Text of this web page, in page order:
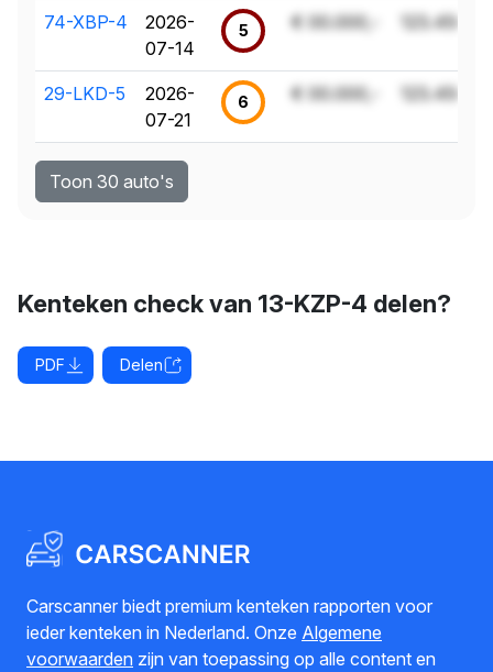
74-XBP-4
2026-
07-14
5 € 00.000,- 123.456 km
29-LKD-5
2026-
07-21
6 € 00.000,- 123.456 km
Toon 30 auto's
Kenteken check van 13-KZP-4 delen?
PDF Delen
Carscanner biedt premium kenteken rapporten voor
ieder kenteken in Nederland. Onze Algemene
voorwaarden zijn van toepassing op alle content en